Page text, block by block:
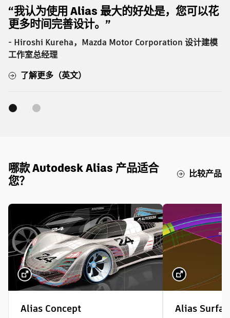
“我认为使用 Alias 最大的好处是，您可以花
更多时间完善设计。”
- Hiroshi Kureha，Mazda Motor Corporation 设计建模
工作室总经理
了解更多（英文）
哪款 Autodesk Alias 产品适合
您？
比较产品
Alias Concept Alias